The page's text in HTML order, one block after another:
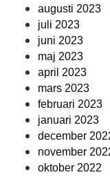
augusti 2023
juli 2023
juni 2023
maj 2023
april 2023
mars 2023
februari 2023
januari 2023
december
november
oktober 2022